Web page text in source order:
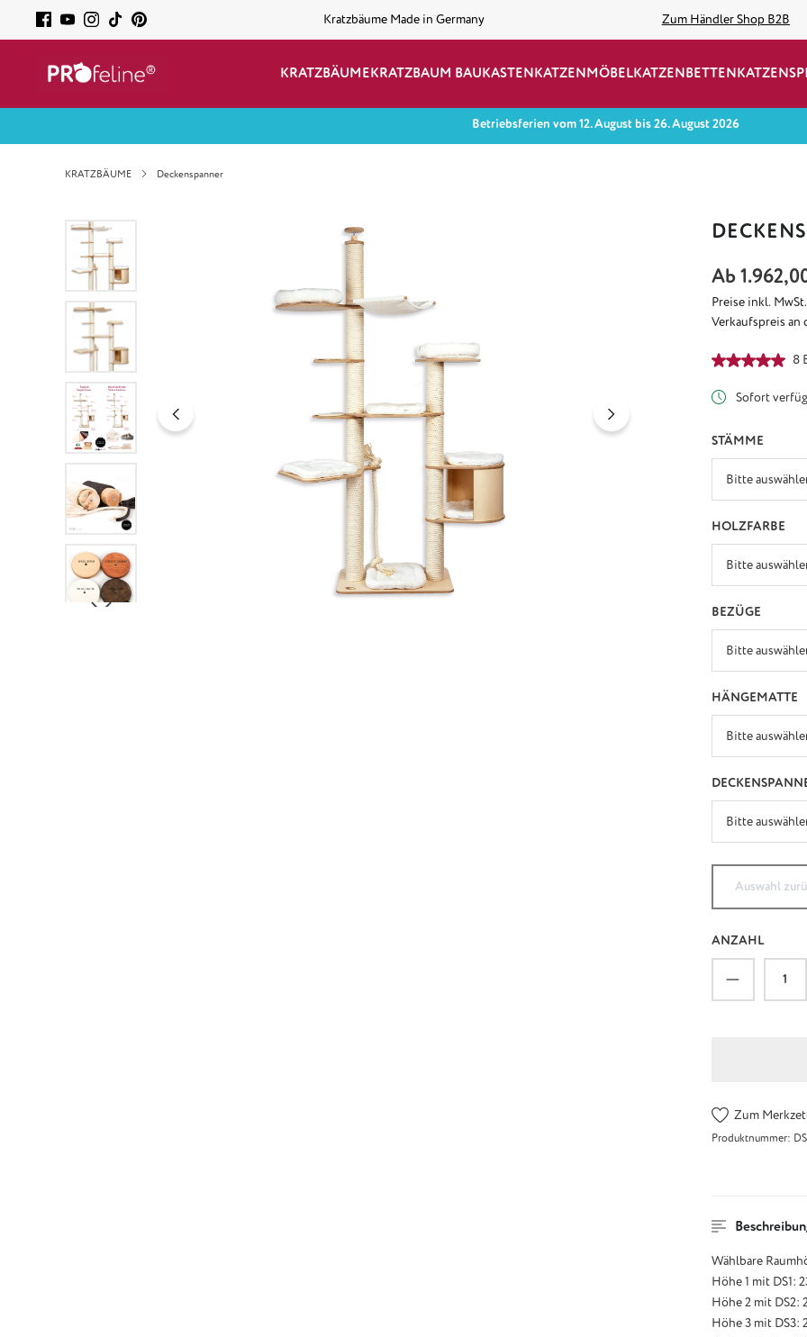
Kratzbäume Made in Germany Zum Händler Shop B2B
KRATZBÄUMEKRATZBAUM BAUKASTENKATZENMÖBELKATZENBETTEN
Betriebsferien vom 12. August bis 26. August 2026
KRATZBÄUME Deckenspanner
Bildergalerie überspringen
Ab
Preise inkl.
Verkaufspreis an
8
Sofort
STÄMME
HOLZFARBE
BEZÜGE
HÄNGEMATTE
Auswahl
ANZAHL
Produkt
Zum
Produktnummer:
Wählbare
Höhe 1 mit DS1:
Höhe 2 mit DS2:
Höhe 3 mit DS3: